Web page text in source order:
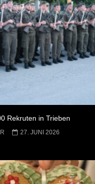
Rekruten in Trieben
27. JUNI 2026